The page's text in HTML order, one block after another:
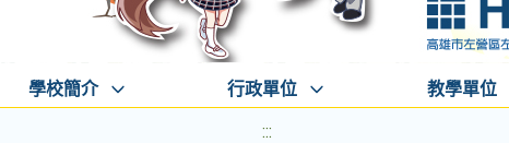
學校簡介 行政單位 教學單位
:::